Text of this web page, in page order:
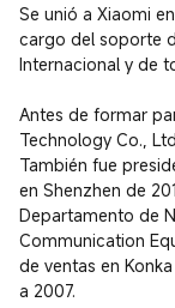
Se unió a Xiaomi
cargo del soporte
Internacional y de
Antes de formar
Technology Co.,
También fue
en Shenzhen de
Departamento de
Communication
de ventas en
a 2007.